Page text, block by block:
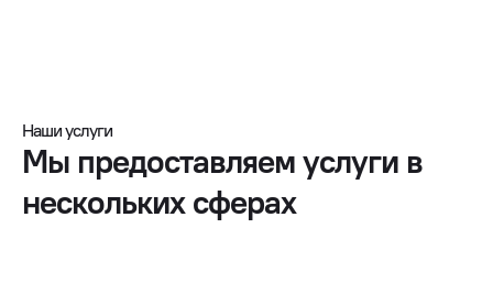
Наши услуги
Мы предоставляем услуги в
нескольких сферах